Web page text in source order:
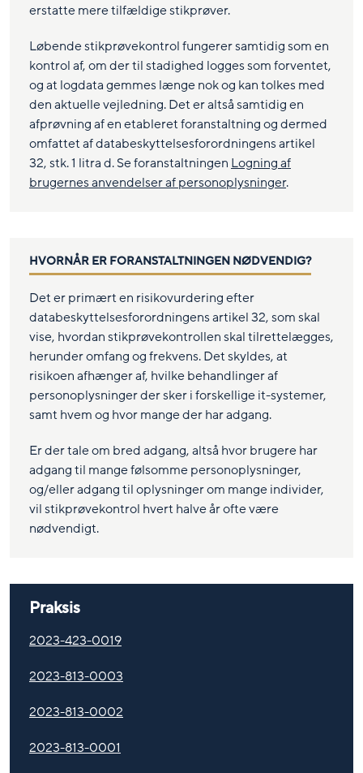
erstatte mere tilfældige stikprøver.
Løbende stikprøvekontrol fungerer samtidig som en
kontrol af, om der til stadighed logges som forventet,
og at logdata gemmes længe nok og kan tolkes med
den aktuelle vejledning. Det er altså samtidig en
afprøvning af en etableret foranstaltning og dermed
omfattet af databeskyttelsesforordningens artikel
32, stk. 1 litra d. Se foranstaltningen Logning af
brugernes anvendelser af personoplysninger.
HVORNÅR ER FORANSTALTNINGEN NØDVENDIG?
Det er primært en risikovurdering efter
databeskyttelsesforordningens artikel 32, som skal
vise, hvordan stikprøvekontrollen skal tilrettelægges,
herunder omfang og frekvens. Det skyldes, at
risikoen afhænger af, hvilke behandlinger af
personoplysninger der sker i forskellige it-systemer,
samt hvem og hvor mange der har adgang.
Er der tale om bred adgang, altså hvor brugere har
adgang til mange følsomme personoplysninger,
og/eller adgang til oplysninger om mange individer,
vil stikprøvekontrol hvert halve år ofte være
nødvendigt.
Praksis
2023-423-0019
2023-813-0003
2023-813-0002
2023-813-0001